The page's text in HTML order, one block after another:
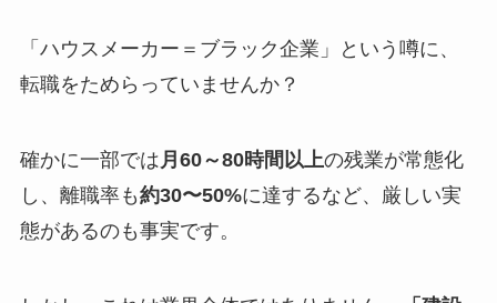
「ハウスメーカー＝ブラック企業」という噂に、
転職をためらっていませんか？
確かに一部では 月60～80時間以上の残業が常態化
し、離職率も約30〜50%に達するなど、厳しい実
態があるのも事実です。